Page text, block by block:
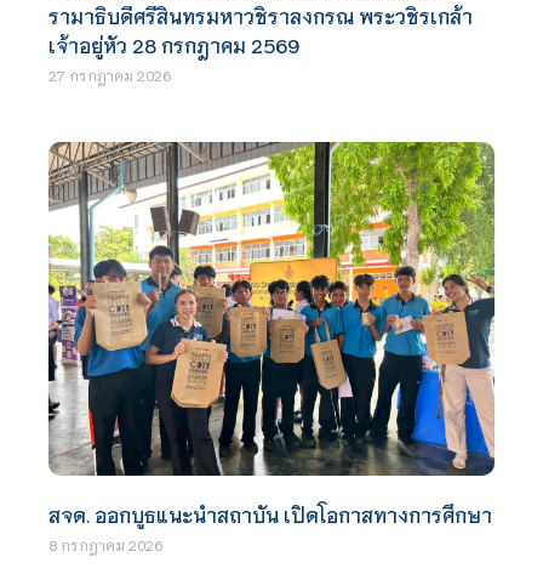
รามาธิบดีศรีสินทรมหาวชิราลงกรณ พระวชิรเกล้า
เจ้าอยู่หัว 28 กรกฎาคม 2569
27 กรกฎาคม 2026
สจด. ออกบูธแนะนำสถาบัน เปิดโอกาสทางการศึกษา
8 กรกฎาคม 2026